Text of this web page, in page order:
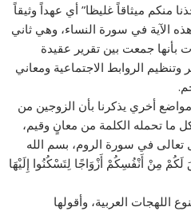
منكم ميثاقاً غليظا” أي عهداً وثيقاً
الآية في سورة النساء، وهي ثاني
بأنها جمعت بين تقرير عقيدة
وتنظيم الروابط الاجتماعية ومعاني
أخري يذكرنا بأن الزوجين من
ما تحمله الكلمة من معانٍ وقيم،
تعالى في سورة الروم، بسم الله
مِنْ أَنْفُسِكُمْ أَزْوَاجًا لِتَسْكُنُوا إِلَيْهَا
اللهجات العربية، وأقولها